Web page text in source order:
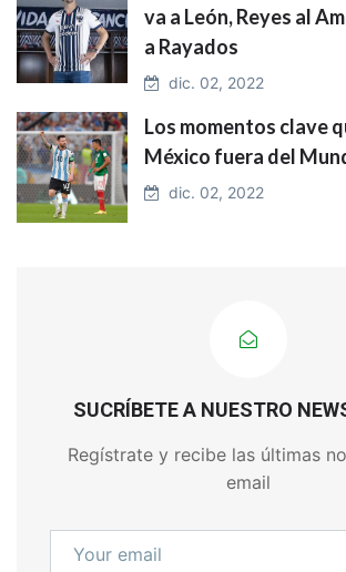
va a León, Reyes al
a Rayados
dic. 02, 2022
Los momentos clave
México fuera del
dic. 02, 2022
SUCRÍBETE A NUESTRO
Regístrate y recibe las últimas
email